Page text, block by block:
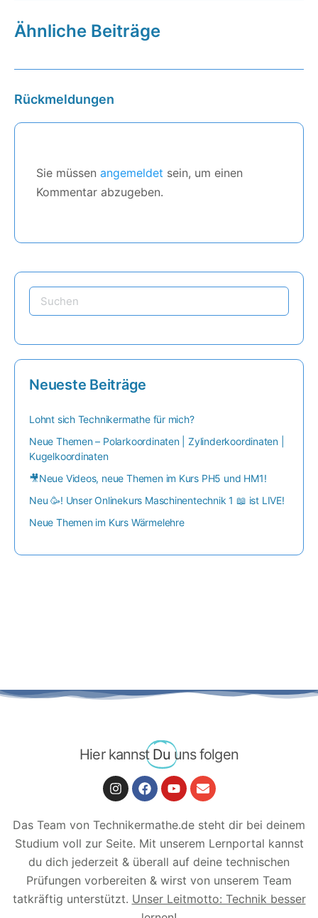
Ähnliche Beiträge
Rückmeldungen
Sie müssen angemeldet sein, um einen
Kommentar abzugeben.
Neueste Beiträge
Lohnt sich Technikermathe für mich?
Neue Themen – Polarkoordinaten | Zylinderkoordinaten |
Kugelkoordinaten
🎥Neue Videos, neue Themen im Kurs PH5 und HM1!
Neu 🥳! Unser Onlinekurs Maschinentechnik 1 📖 ist LIVE!
Neue Themen im Kurs Wärmelehre
Hier kannst Du uns folgen
Das Team von Technikermathe.de steht dir bei deinem
Studium voll zur Seite. Mit unserem Lernportal kannst
du dich jederzeit & überall auf deine technischen
Prüfungen vorbereiten & wirst von unserem Team
tatkräftig unterstützt. Unser Leitmotto: Technik besser